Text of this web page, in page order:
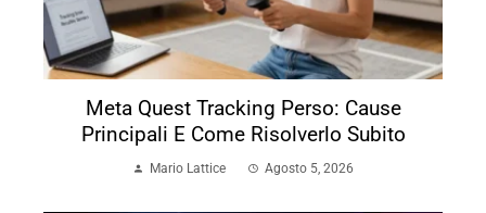
Meta Quest Tracking Perso: Cause
Principali E Come Risolverlo Subito
Mario Lattice Agosto 5, 2026